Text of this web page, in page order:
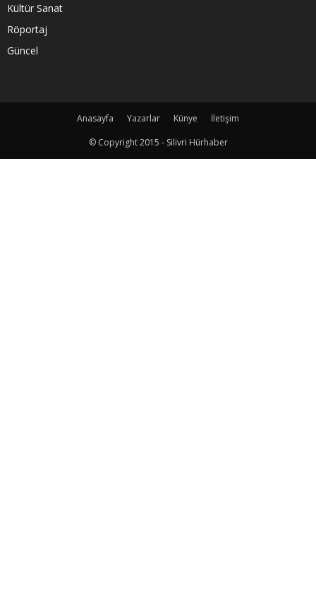
Kültür Sanat
Röportaj
Güncel
Anasayfa Yazarlar Künye
İletişim
© Copyright 2015 - Silivri Hürhaber